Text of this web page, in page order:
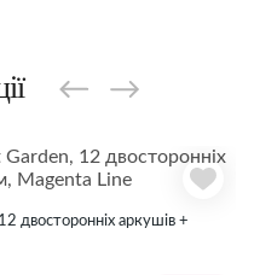
двосторонніх аркушів +